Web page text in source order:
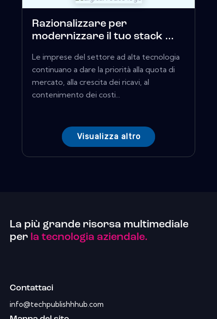
Razionalizzare per
modernizzare il tuo stack ...
Le imprese del settore ad alta tecnologia
continuano a dare la priorità alla quota di
mercato, alla crescita dei ricavi, al
contenimento dei costi...
Visualizza altro
La più grande risorsa multimediale
per la tecnologia aziendale.
Contattaci
info@techpublishhhub.com